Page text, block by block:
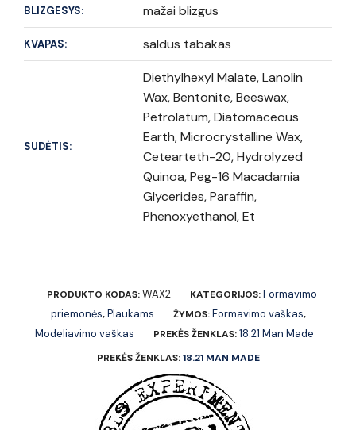
BLIZGESYS: mažai blizgus
KVAPAS: saldus tabakas
SUDĖTIS:
Diethylhexyl Malate, Lanolin
Wax, Bentonite, Beeswax,
Petrolatum, Diatomaceous
Earth, Microcrystalline Wax,
Cetearteth-20, Hydrolyzed
Quinoa, Peg-16 Macadamia
Glycerides, Paraffin,
Phenoxyethanol, Et
PRODUKTO KODAS:WAX2 KATEGORIJOS:Formavimo
priemonės,Plaukams ŽYMOS:Formavimo vaškas,
Modeliavimo vaškas PREKĖS ŽENKLAS:18.21 Man Made
PREKĖS ŽENKLAS:18.21 MAN MADE